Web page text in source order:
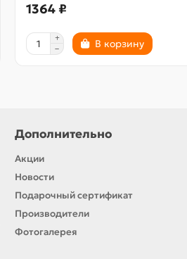
1364 ₽
В корзину
Дополнительно
Акции
Новости
Подарочный сертификат
Производители
Фотогалерея